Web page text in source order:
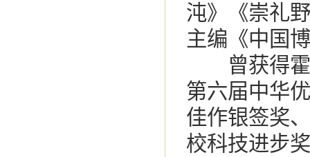
沌》《崇礼
主编《中国
曾获得霍
第六届中华
佳作银签奖
校科技进步